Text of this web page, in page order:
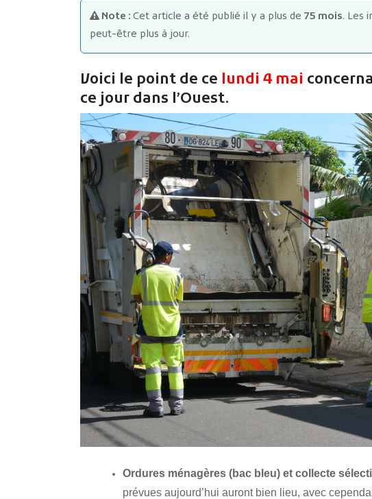
Note : Cet article a été publié il y a plus de 75 mois. Les
peut-être plus à jour.
Voici le point de ce lundi 4 mai
ce jour dans l’Ouest.
Ordures ménagères (bac bleu) et collecte
prévues aujourd’hui auront bien lieu, avec